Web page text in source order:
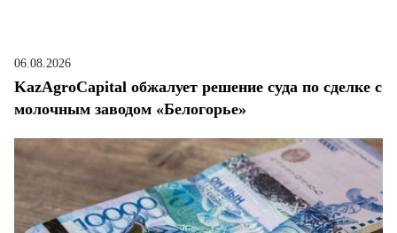
06.08.2026
KazAgroCapital обжалует решение суда по сделке с
молочным заводом «Белогорье»